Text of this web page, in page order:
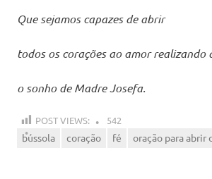
Que sejamos capazes de abrir
todos os corações ao amor realizando
o sonho de Madre Josefa.
POST VIEWS: 542
bússola coração fé oração para abrir